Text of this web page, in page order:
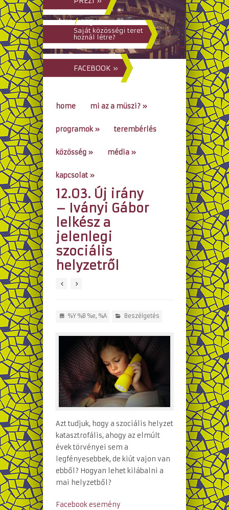
hun/eng
Saját közösségi teret
hoznál létre?
FACEBOOK »
home mi az a müszi? »
programok» terembérlés
közösség » média »
kapcsolat »
go to...
12.03. Új irány
– Iványi Gábor
lelkész a
jelenlegi
szociális
helyzetről
%Y %B %e, %A Beszélgetés
Azt tudjuk, hogy a szociális helyzet
katasztrofális, ahogy az elmúlt
évek törvényei sem a
legfényesebbek, de kiút vajon van
ebből? Hogyan lehet kilábalni a
mai helyzetből?
Facebook esemény